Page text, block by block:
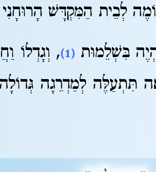
לְבֵית הַמִּקְדָּשׁ
בִּשְׁלֵמוּת(1) , וְגָדְלוֹ
תִּתְעַלֶּה לְמַדְרֵגָה